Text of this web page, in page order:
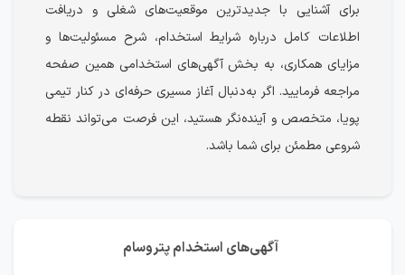
برای آشنایی با جدیدترین موقعیت‌های شغلی و دریافت
اطلاعات کامل درباره شرایط استخدام، شرح مسئولیت‌ها و
مزایای همکاری، به بخش آگهی‌های استخدامی همین صفحه
مراجعه فرمایید. اگر به‌دنبال آغاز مسیری حرفه‌ای در کنار تیمی
پویا، متخصص و آینده‌نگر هستید، این فرصت می‌تواند نقطه‌
شروعی مطمئن برای شما باشد.
آگهی‌های استخدام پتروسام